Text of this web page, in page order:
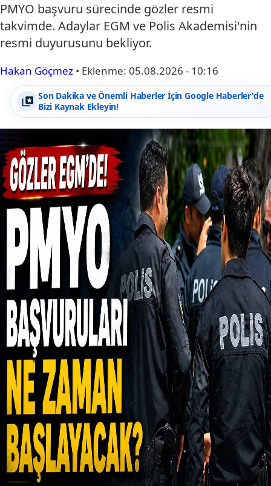
PMYO başvuru sürecinde gözler resmi
takvimde. Adaylar EGM ve Polis Akademisi'nin
resmi duyurusunu bekliyor.
Hakan Göçmez • Eklenme: 05.08.2026 - 10:16
Son Dakika ve Önemli Haberler İçin Google Haberler'de
Bizi Kaynak Ekleyin!